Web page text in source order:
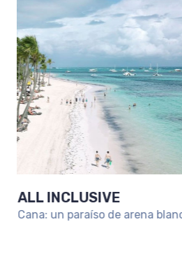
PAQUETE A SAMANA
Disfruta de una semana